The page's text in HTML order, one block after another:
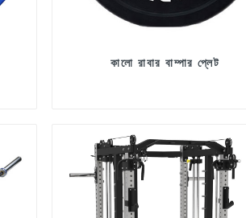
কালো রাবার বাম্পার প্লেট